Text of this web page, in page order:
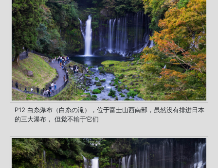
P12 白糸瀑布（白糸の滝），位于富士山西南部，虽然没有排进日本
的三大瀑布， 但觉不输于它们